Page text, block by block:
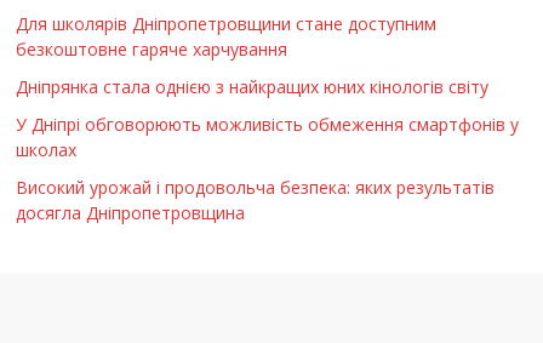
Для школярів Дніпропетровщини стане доступним
безкоштовне гаряче харчування
Дніпрянка стала однією з найкращих юних кінологів світу
У Дніпрі обговорюють можливість обмеження смартфонів у
школах
Високий урожай і продовольча безпека: яких результатів
досягла Дніпропетровщина